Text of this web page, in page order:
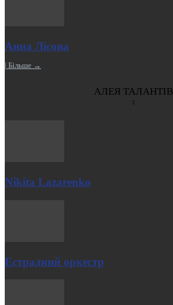
Анна Лісова
| Більше →
АЛЕЯ ТАЛАНТІВ
Nikita Lazarenko
Естрадний оркестр